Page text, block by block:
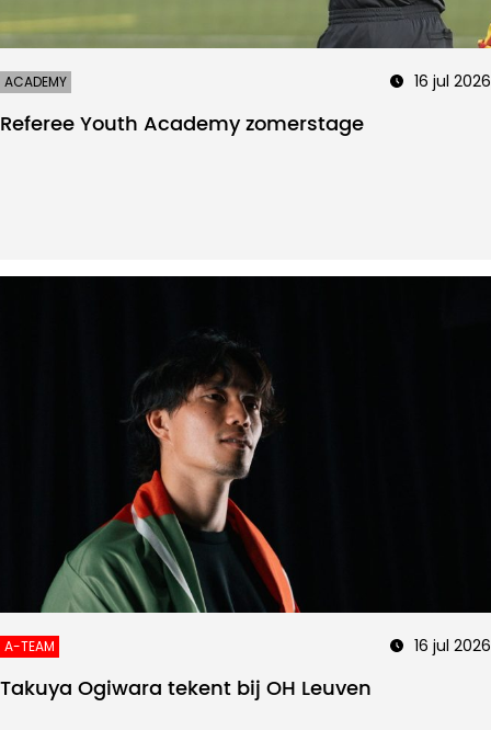
ACADEMY 16 jul 2026
Referee Youth Academy zomerstage
A-TEAM 16 jul 2026
Takuya Ogiwara tekent bij OH Leuven